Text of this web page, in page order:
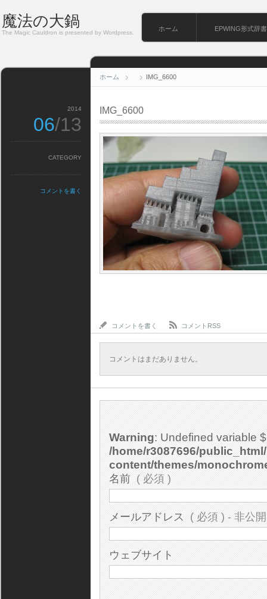
魔法の大鍋
The Magic Cauldron is presented by Wordpress.
ホーム EPWING形式辞書
ホーム IMG_6600
IMG_6600
2014
06/13
CATEGORY
コメントを書く
コメントを書く コメントRSS
コメントはまだありません。
Warning : Undefined variable
/home/r3087696/
content/themes/
名前 ( 必須 )
メールアドレス ( 必須 ) - 非公
ウェブサイト